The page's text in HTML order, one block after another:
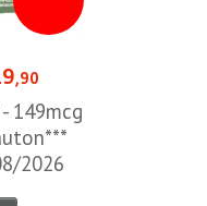
,90
149mcg
2026